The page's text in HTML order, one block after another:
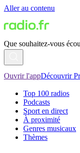
Aller au contenu
Que souhaitez-vous
Ouvrir l'appDécouvrir
Top 100 radios
Podcasts
Sport en direct
À proximité
Genres musicaux
Thèmes